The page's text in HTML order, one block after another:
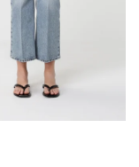
coton à col rond